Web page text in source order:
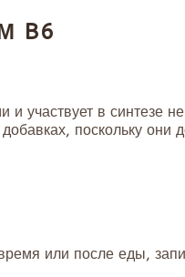
B6
участвует в синтезе
поскольку они
или после еды,